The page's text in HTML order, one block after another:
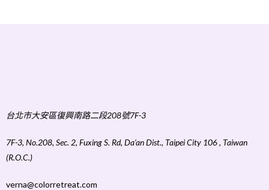
台北市大安區復興南路二段208號7F-3
7F-3, No.208, Sec. 2, Fuxing S. Rd, Da’an Dist., Taipei City 106 , Taiwan
(R.O.C.)
verna@colorretreat.com